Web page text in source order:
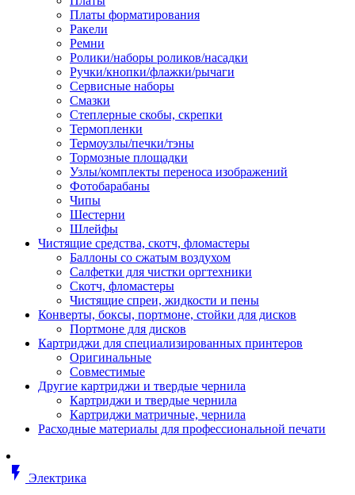
Анкер болтовой
Болт анкерный
Болт с т-образной головкой
Болт с шестигранной головкой
Винт с кольцом
Гайка длинная
Гайка скользящая
Гайка стопорная
Лента монтажная
Основание монтажное для
стяжек и элементов
Растворитель
Саморез
Саморез по дереву
Скоба такелажная, шакл
Стержень резьбовой
Хомут резьбовой u-образной
(стремянка)
Шайба
Шпилька резьбовая
Платы форматирования
Ракели
Ремни
Ролики/наборы роликов/насадки
Ручки/кнопки/флажки/рычаги
Сервисные наборы
Смазки
Степлерные скобы, скрепки
Термопленки
Термоузлы/печки/тэны
Тормозные площадки
Узлы/комплекты переноса изображений
Фотобарабаны
Чипы
Шестерни
Шлейфы
Чистящие средства, скотч, фломастеры
Баллоны со сжатым воздухом
Салфетки для чистки оргтехники
Скотч, фломастеры
Чистящие спреи, жидкости и пены
Конверты, боксы, портмоне, стойки для дисков
Портмоне для дисков
Картриджи для специализированных принтеров
Оригинальные
Совместимые
Другие картриджи и твердые чернила
Картриджи и твердые чернила
Картриджи матричные, чернила
Расходные материалы для профессиональной печати
flash_on
Электрика